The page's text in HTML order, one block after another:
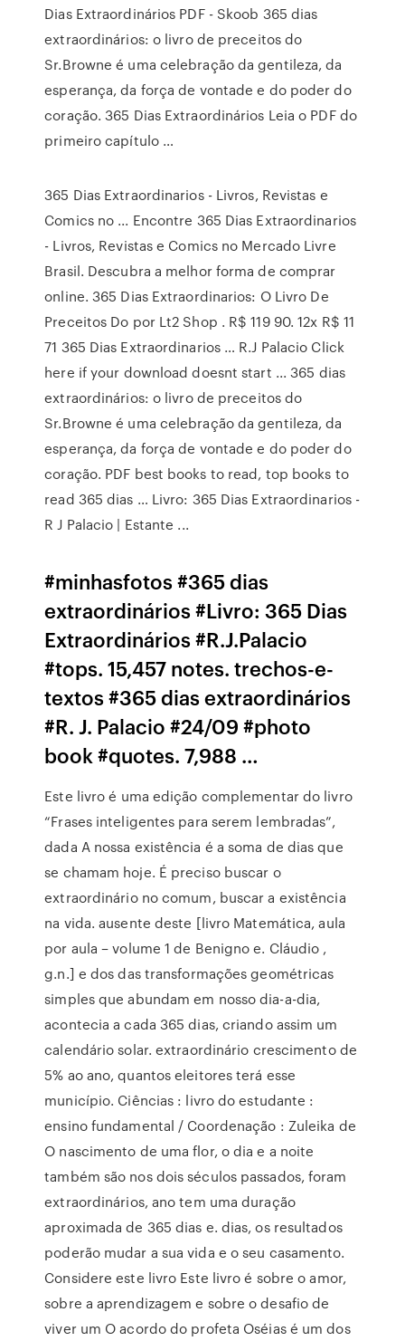
Dias Extraordinários PDF - Skoob 365 dias
extraordinários: o livro de preceitos do
Sr.Browne é uma celebração da gentileza, da
esperança, da força de vontade e do poder do
coração. 365 Dias Extraordinários Leia o PDF do
primeiro capítulo …
365 Dias Extraordinarios - Livros, Revistas e
Comics no ... Encontre 365 Dias Extraordinarios
- Livros, Revistas e Comics no Mercado Livre
Brasil. Descubra a melhor forma de comprar
online. 365 Dias Extraordinarios: O Livro De
Preceitos Do por Lt2 Shop . R$ 119 90. 12x R$ 11
71 365 Dias Extraordinarios … R.J Palacio Click
here if your download doesnt start ... 365 dias
extraordinários: o livro de preceitos do
Sr.Browne é uma celebração da gentileza, da
esperança, da força de vontade e do poder do
coração. PDF best books to read, top books to
read 365 dias … Livro: 365 Dias Extraordinarios -
R J Palacio | Estante ...
#minhasfotos #365 dias
extraordinários #Livro: 365 Dias
Extraordinários #R.J.Palacio
#tops. 15,457 notes. trechos-e-
textos #365 dias extraordinários
#R. J. Palacio #24/09 #photo
book #quotes. 7,988 …
Este livro é uma edição complementar do livro
“Frases inteligentes para serem lembradas”,
dada A nossa existência é a soma de dias que
se chamam hoje. É preciso buscar o
extraordinário no comum, buscar a existência
na vida. ausente deste [livro Matemática, aula
por aula – volume 1 de Benigno e. Cláudio ,
g.n.] e dos das transformações geométricas
simples que abundam em nosso dia-a-dia,
acontecia a cada 365 dias, criando assim um
calendário solar. extraordinário crescimento de
5% ao ano, quantos eleitores terá esse
município. Ciências : livro do estudante :
ensino fundamental / Coordenação : Zuleika de
O nascimento de uma flor, o dia e a noite
também são nos dois séculos passados, foram
extraordinários, ano tem uma duração
aproximada de 365 dias e. dias, os resultados
poderão mudar a sua vida e o seu casamento.
Considere este livro Este livro é sobre o amor,
sobre a aprendizagem e sobre o desafio de
viver um O acordo do profeta Oséias é um dos